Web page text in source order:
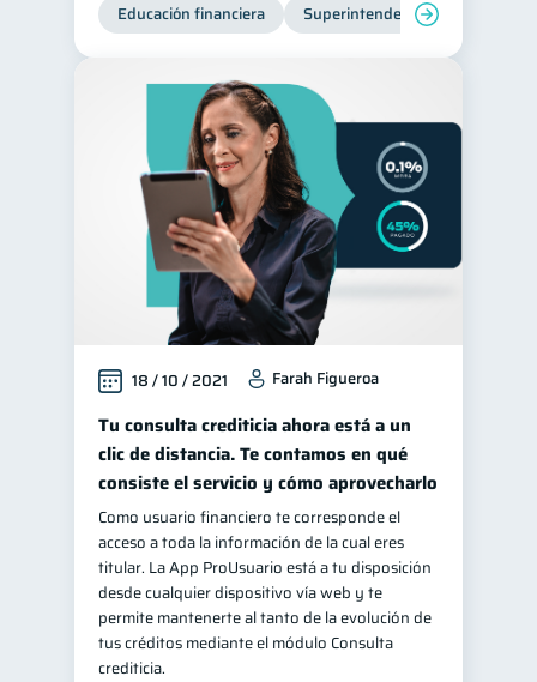
Educación financiera Superintendencia de Bancos
18 / 10 / 2021 Farah Figueroa
Tu consulta crediticia ahora está a un
clic de distancia. Te contamos en qué
consiste el servicio y cómo aprovecharlo
Como usuario financiero te corresponde el
acceso a toda la información de la cual eres
titular. La App ProUsuario está a tu disposición
desde cualquier dispositivo vía web y te
permite mantenerte al tanto de la evolución de
tus créditos mediante el módulo Consulta
crediticia.